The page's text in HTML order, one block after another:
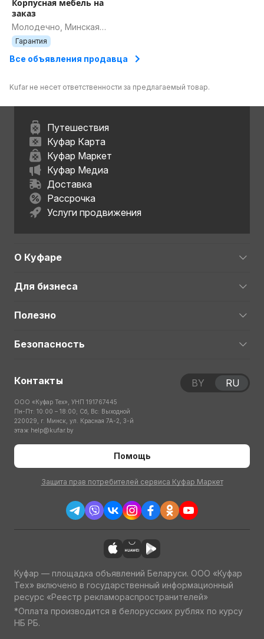
Корпусная мебель на
заказ
Молодечно, Минская
область
Гарантия
Все объявления продавца
Kufar не несет ответственности за предлагаемый товар.
Путешествия
Куфар Карта
Куфар Маркет
Куфар Медиа
Доставка
Рассрочка
Услуги продвижения
О Куфаре
Для бизнеса
Полезно
Безопасность
Контакты
ООО «Куфар Тех», УНП 191767445
Пн-Пт: 10:00 – 18:00; Сб, Вс: Выходной
220029, г. Минск, ул. Красная 7А-2, 3-й
этаж help@kufar.by
Помощь
Защита прав потребителей сервиса Куфар Маркет
BY RU
Куфар — площадка объявлений Беларуси. ООО «Куфар
Тех» включено в государственный информационный
ресурс «Реестр рекламораспространителей»
*Оплата производится в белорусских рублях по курсу
НБ РБ.